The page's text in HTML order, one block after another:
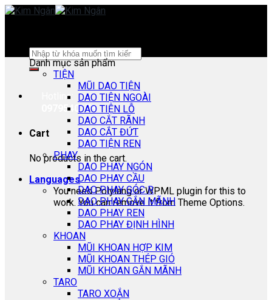
Skip
Search
for:
Hotline:
0979540178
Cart
No products in the cart.
Languages
You need Polylang or WPML plugin for this to
work. You can remove it from Theme Options.
Danh mục sản phẩm
TIỆN
MŨI DAO TIỆN
DAO TIỆN NGOÀI
DAO TIỆN LỖ
DAO CẮT RÃNH
DAO CẮT ĐỨT
DAO TIỆN REN
PHAY
DAO PHAY NGÓN
DAO PHAY CẦU
DAO PHAY GÓC R
DAO PHAY GẮN MÃNH
DAO PHAY REN
DAO PHAY ĐỊNH HÌNH
KHOAN
MŨI KHOAN HỢP KIM
MŨI KHOAN THÉP GIÓ
MŨI KHOAN GẮN MÃNH
TARO
TARO XOẮN